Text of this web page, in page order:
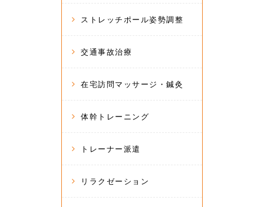
ストレッチポール姿勢調整
交通事故治療
在宅訪問マッサージ・鍼灸
体幹トレーニング
トレーナー派遣
リラクゼーション